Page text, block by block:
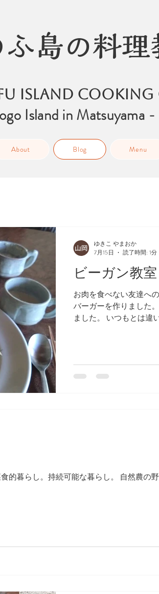
ふ島の料理
COOKING
Island in Matsuyama -
About Blog Menu
ビーガン教室
お肉を食べない友達へ
バーガーを作りました
ました。 いつもとは違
ゆきこ やまおか
7月15日
読了時間: 1分
的暮らし。持続可能な暮らし。 自然農の